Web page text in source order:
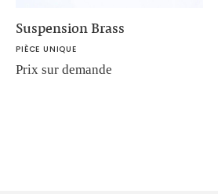
Suspension Brass
PIÈCE UNIQUE
Prix sur demande